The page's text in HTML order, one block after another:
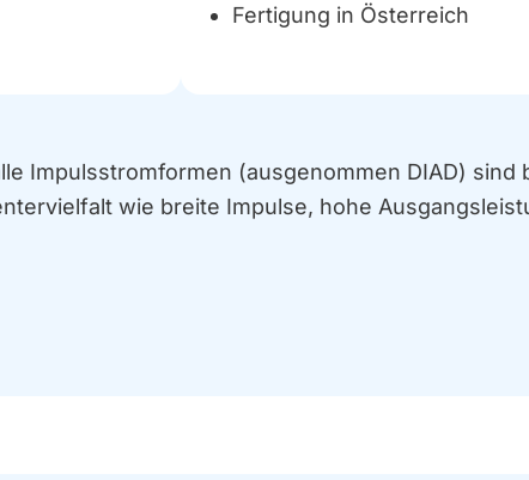
Fertigung in Österreich
Impulsstromformen (ausgenommen DIAD)
wie breite Impulse, hohe